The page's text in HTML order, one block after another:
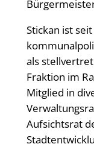
Stickan ist
als
Fraktion im
Mitglied in
Aufsichtsrat